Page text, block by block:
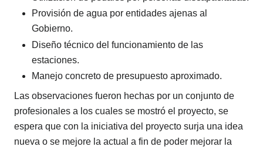
Provisión de agua por entidades ajenas al
Gobierno.
Diseño técnico del funcionamiento de las
estaciones.
Manejo concreto de presupuesto aproximado.
Las observaciones fueron hechas por un conjunto de
profesionales a los cuales se mostró el proyecto, se
espera que con la iniciativa del proyecto surja una idea
nueva o se mejore la actual a fin de poder mejorar la